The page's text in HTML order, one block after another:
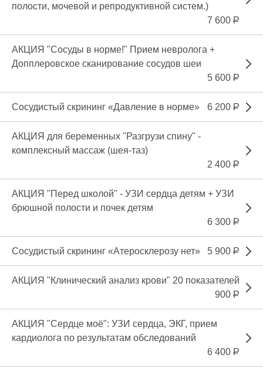
полости, мочевой и репродуктивной систем.)
7 600 Р
АКЦИЯ "Сосуды в норме!" Прием невролога +
Допплеровское сканирование сосудов шеи
5 600 Р
Сосудистый скрининг «Давление в норме» 6 200 Р
АКЦИЯ для беременных "Разгрузи спину" -
комплексный массаж (шея-таз)
2 400 Р
АКЦИЯ "Перед школой" - УЗИ сердца детям + УЗИ
брюшной полости и почек детям
6 300 Р
Сосудистый скрининг «Атеросклерозу нет» 5 900 Р
АКЦИЯ "Клинический анализ крови" 20 показателей
900 Р
АКЦИЯ "Сердце моё": УЗИ сердца, ЭКГ, прием
кардиолога по результатам обследований
6 400 Р